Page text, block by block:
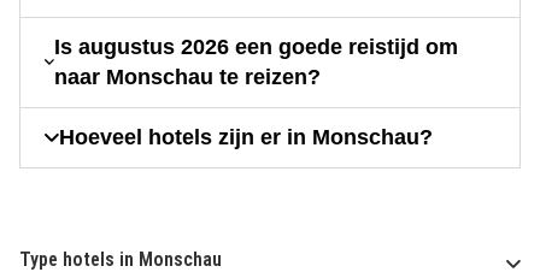
Is augustus 2026 een goede reistijd om
naar Monschau te reizen?
Hoeveel hotels zijn er in Monschau?
Type hotels in Monschau